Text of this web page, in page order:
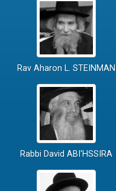
Rav Aharon L. STEINMAN
Rabbi David ABI'HSSIRA